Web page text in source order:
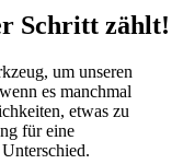
Schritt zählt!
um unseren
es manchmal
etwas zu
für eine